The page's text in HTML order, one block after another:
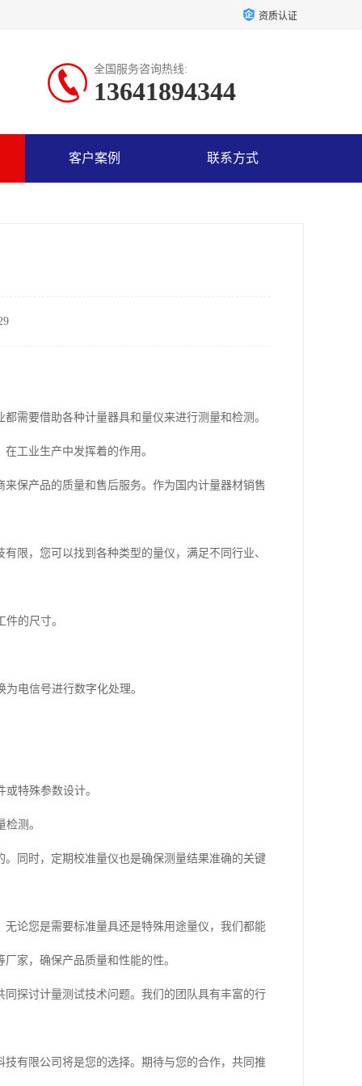
资质认证
全国服务咨询热线:
13641894344
客户案例 联系方式
需要借助各种计量器具和量仪来进行测量和检测。
工业生产中发挥着的作用。
保产品的质量和售后服务。作为国内计量器材销售
限，您可以找到各种类型的量仪，满足不同行业、
的尺寸。
电信号进行数字化处理。
特殊参数设计。
测。
同时，定期校准量仪也是确保测量结果准确的关键
论您是需要标准量具还是特殊用途量仪，我们都能
家，确保产品质量和性能的性。
探讨计量测试技术问题。我们的团队具有丰富的行
有限公司将是您的选择。期待与您的合作，共同推